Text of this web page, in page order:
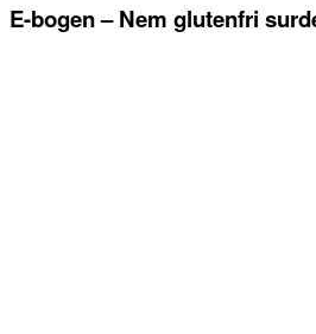
E-bogen – Nem glutenfri